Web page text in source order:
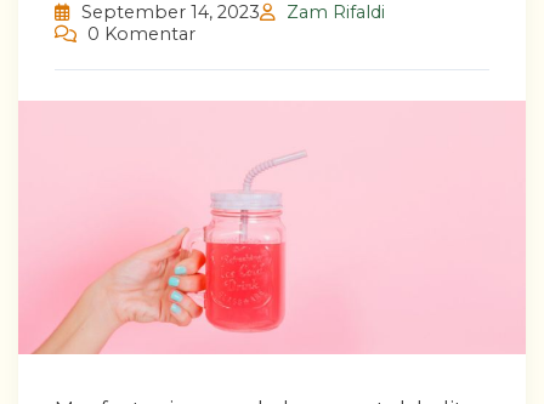
September 14, 2023
Zam Rifaldi
0 Komentar